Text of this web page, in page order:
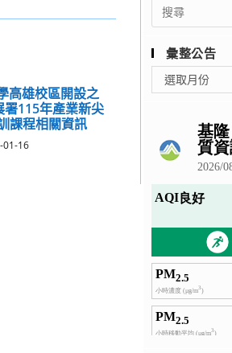
高雄校區開設之
署115年產業新尖
課程相關資訊
01-16
for:
彙整公告
整
選取月份